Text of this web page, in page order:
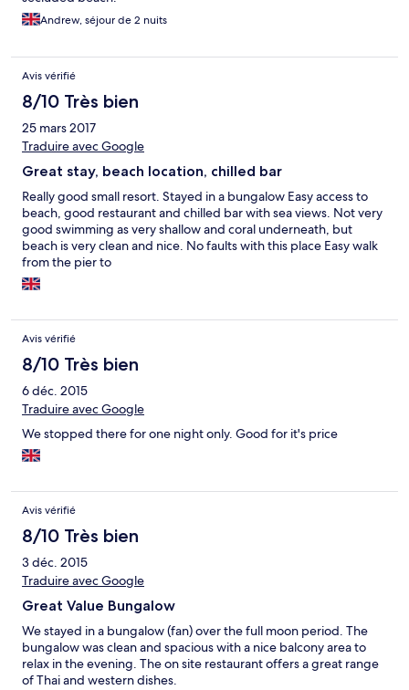
Andrew, séjour de 2 nuits
Avis vérifié
8/10 Très bien
25 mars 2017
Traduire avec Google
Great stay, beach location, chilled bar
Really good small resort. Stayed in a bungalow Easy access to
beach, good restaurant and chilled bar with sea views. Not very
good swimming as very shallow and coral underneath, but
beach is very clean and nice. No faults with this place Easy walk
from the pier to
Avis vérifié
8/10 Très bien
6 déc. 2015
Traduire avec Google
We stopped there for one night only. Good for it's price
Avis vérifié
8/10 Très bien
3 déc. 2015
Traduire avec Google
Great Value Bungalow
We stayed in a bungalow (fan) over the full moon period. The
bungalow was clean and spacious with a nice balcony area to
relax in the evening. The on site restaurant offers a great range
of Thai and western dishes.